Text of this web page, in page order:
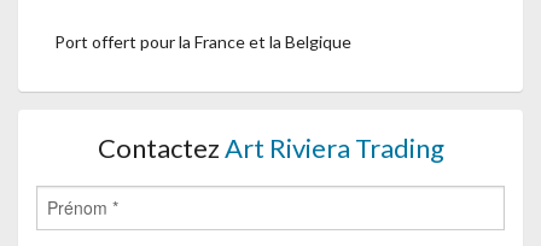
Port offert pour la France et la Belgique
ContactezArt Riviera Trading